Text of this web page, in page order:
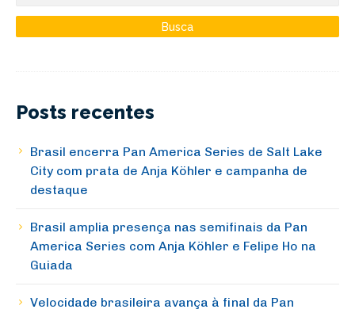
Posts recentes
Brasil encerra Pan America Series de Salt Lake
City com prata de Anja Köhler e campanha de
destaque
Brasil amplia presença nas semifinais da Pan
America Series com Anja Köhler e Felipe Ho na
Guiada
Velocidade brasileira avança à final da Pan